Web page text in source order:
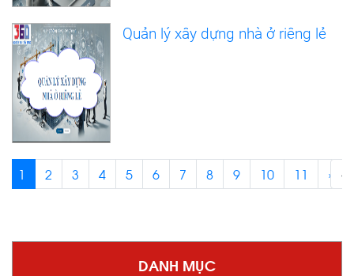
DANH MỤC
Quản lý xây dựng nhà ở riêng lẻ
1 2 3 4 5 6 7 8 9 10 11 › ‹